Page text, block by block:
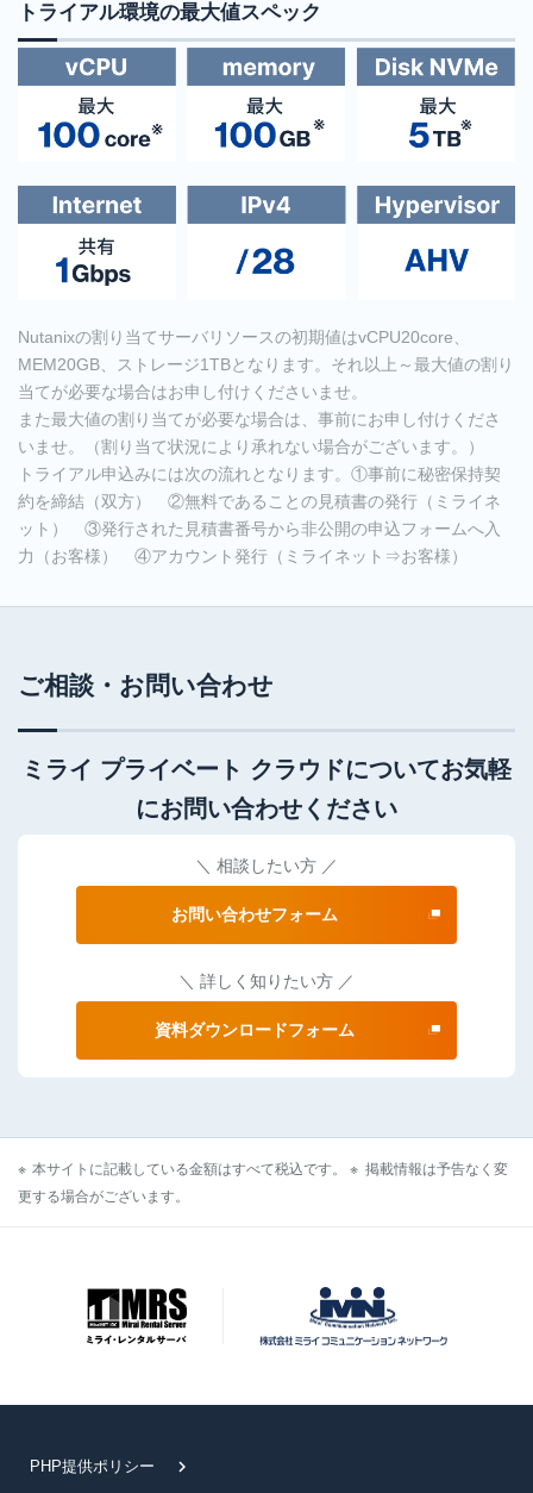
トライアル環境の最大値スペック
Nutanixの割り当てサーバリソースの初期値はvCPU20core、
MEM20GB、ストレージ1TBとなります。それ以上～最大値の割り
当てが必要な場合はお申し付けくださいませ。
また最大値の割り当てが必要な場合は、事前にお申し付けくださ
いませ。（割り当て状況により承れない場合がございます。）
トライアル申込みには次の流れとなります。①事前に秘密保持契
約を締結（双方） ②無料であることの見積書の発行（ミライネ
ット） ③発行された見積書番号から非公開の申込フォームへ入
力（お客様） ④アカウント発行（ミライネット⇒お客様）
ご相談・お問い合わせ
ミライ プライベート クラウドについてお気軽
にお問い合わせください
＼ 相談したい方 ／
お問い合わせフォーム
＼ 詳しく知りたい方 ／
資料ダウンロードフォーム
本サイトに記載している金額はすべて税込です。
掲載情報は予告なく変
更する場合がございます。
PHP提供ポリシー